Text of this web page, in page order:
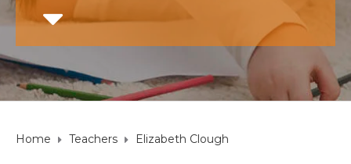
Home Teachers Elizabeth Clough